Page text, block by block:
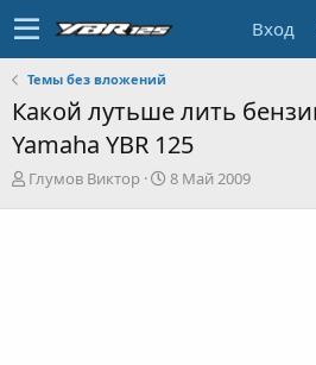
Вход
Темы без вложений
Какой лутьше лить
Yamaha YBR 125
А
Глумов Виктор
Д
8 Май 2009